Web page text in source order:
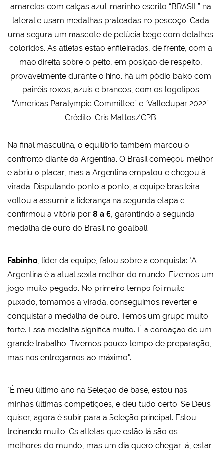
amarelos com calças azul-marinho escrito “BRASIL” na
lateral e usam medalhas prateadas no pescoço. Cada
uma segura um mascote de pelúcia bege com detalhes
coloridos. As atletas estão enfileiradas, de frente, com a
mão direita sobre o peito, em posição de respeito,
provavelmente durante o hino. há um pódio baixo com
painéis roxos, azuis e brancos, com os logotipos
“Americas Paralympic Committee” e “Valledupar 2022”.
Crédito: Cris Mattos/CPB
Na final masculina, o equilíbrio também marcou o
confronto diante da Argentina. O Brasil começou melhor
e abriu o placar, mas a Argentina empatou e chegou à
virada. Disputando ponto a ponto, a equipe brasileira
voltou a assumir a liderança na segunda etapa e
confirmou a vitória por 8 a 6, garantindo a segunda
medalha de ouro do Brasil no goalball.
Fabinho, líder da equipe, falou sobre a conquista: "A
Argentina é a atual sexta melhor do mundo. Fizemos um
jogo muito pegado. No primeiro tempo foi muito
puxado, tomamos a virada, conseguimos reverter e
conquistar a medalha de ouro. Temos um grupo muito
forte. Essa medalha significa muito. É a coroação de um
grande trabalho. Tivemos pouco tempo de preparação,
mas nos entregamos ao máximo".
"É meu último ano na Seleção de base, estou nas
minhas últimas competições, e deu tudo certo. Se Deus
quiser, agora é subir para a Seleção principal. Estou
treinando muito. Os atletas que estão lá são os
melhores do mundo, mas um dia quero chegar lá, estar